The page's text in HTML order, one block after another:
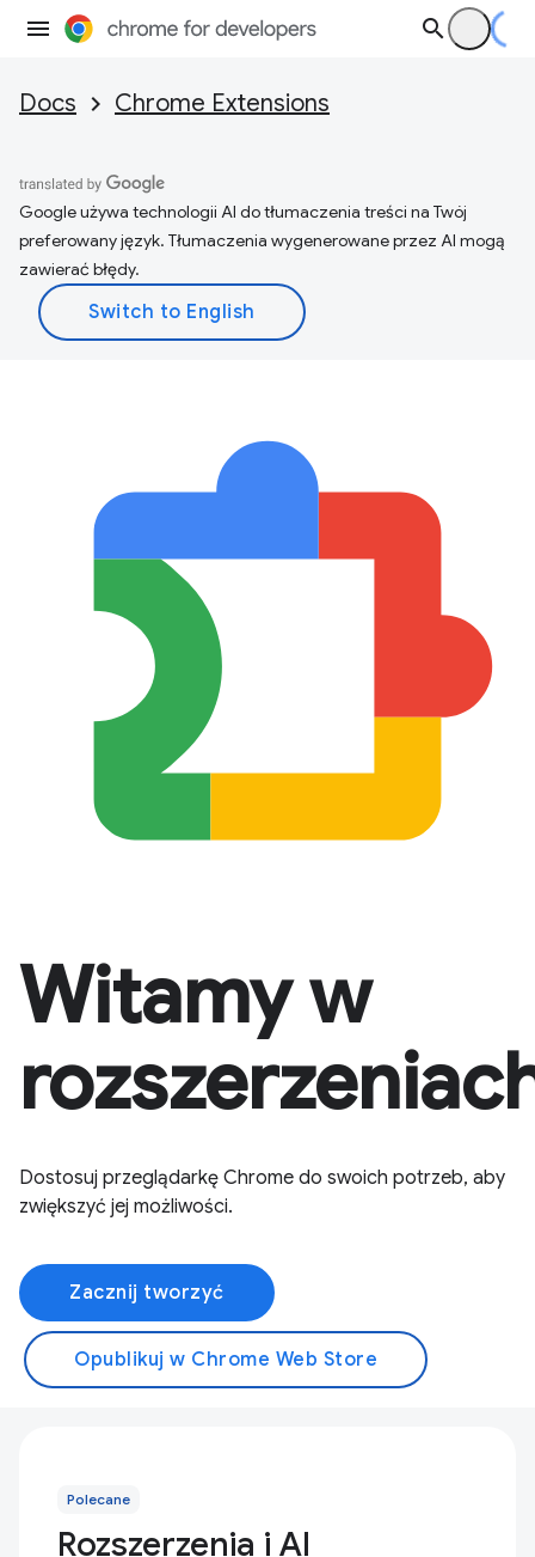
Docs Chrome Extensions
Google używa technologii AI do tłumaczenia treści na Twój
preferowany język. Tłumaczenia wygenerowane przez AI mogą
zawierać błędy.
Witamy w
Dostosuj przeglądarkę Chrome do swoich potrzeb, aby
zwiększyć jej możliwości.
Zacznij tworzyć
Opublikuj w Chrome Web Store
Polecane
Rozszerzenia i AI